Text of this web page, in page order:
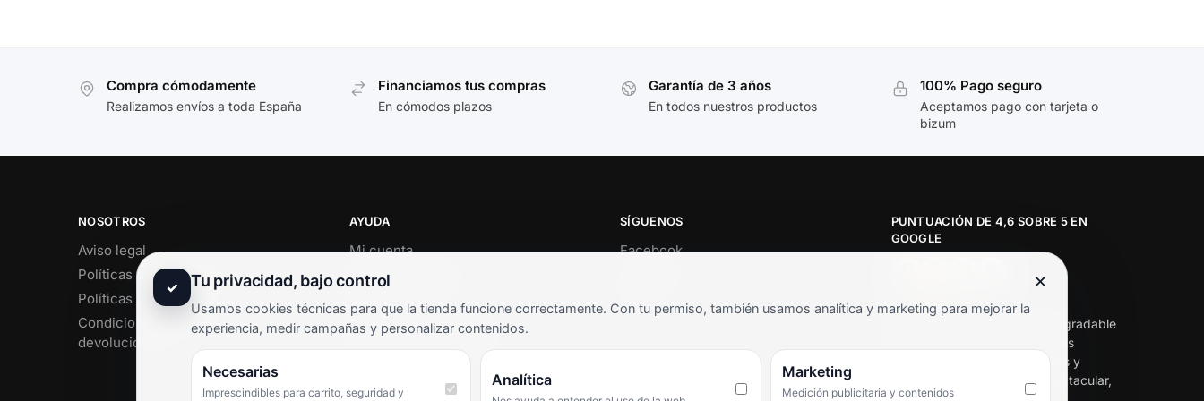
Compra cómodamente
Realizamos envíos a toda España
Financiamos tus compras
En cómodos plazos
Garantía de 3 años
En todos nuestros productos
100% Pago seguro
Aceptamos pago con tarjeta o
bizum
NOSOTROS
Aviso legal
Políticas de privacidad
Políticas de cookies
Condiciones de envío y
devoluciones
AYUDA
Mi cuenta
Soporte al cliente
Términos y condiciones
Preguntas frecuentes
SÍGUENOS
Facebook
PUNTUACIÓN DE 4,6 SOBRE 5 EN
GOOGLE
★★★★★
«Servicio de calidad y trato agradable
con precios excelentes. Hemos
comprado en varias ocasiones y
siempre dan respuesta. Espectacular,
✓ Tu privacidad, bajo control ×
Usamos cookies técnicas para que la tienda funcione correctamente. Con tu permiso, también usamos analítica y marketing para mejorar la
experiencia, medir campañas y personalizar contenidos.
Necesarias
Imprescindibles para carrito, seguridad y
Analítica Marketing
Medición publicitaria y contenidos